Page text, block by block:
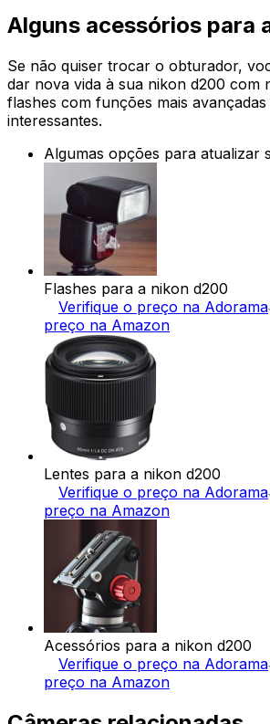
Alguns acessórios para
Se não quiser trocar o obturador,
dar nova vida à sua nikon d200 com
flashes com funções mais
interessantes.
Algumas opções para atualizar
Flashes para a nikon d200
Verifique o preço na Adorama
preço na Amazon
Lentes para a nikon d200
Verifique o preço na Adorama
preço na Amazon
Acessórios para a nikon d200
Verifique o preço na Adorama
preço na Amazon